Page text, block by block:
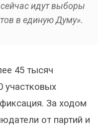
идут выборы
в единую Думу».
45 тысяч
участковых
За ходом
от партий и